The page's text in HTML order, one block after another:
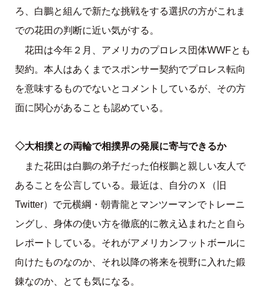
ろ、白鵬と組んで新たな挑戦をする選択の方がこれま
での花田の判断に近い気がする。
花田は今年２月、アメリカのプロレス団体WWFとも
契約。本人はあくまでスポンサー契約でプロレス転向
を意味するものでないとコメントしているが、その方
面に関心があることも認めている。
◇大相撲との両輪で相撲界の発展に寄与できるか
また花田は白鵬の弟子だった伯桜鵬と親しい友人で
あることを公言している。最近は、自分のＸ（旧
Twitter）で元横綱・朝青龍とマンツーマンでトレーニ
ングし、身体の使い方を徹底的に教え込まれたと自ら
レポートしている。それがアメリカンフットボールに
向けたものなのか、それ以降の将来を視野に入れた鍛
錬なのか、とても気になる。